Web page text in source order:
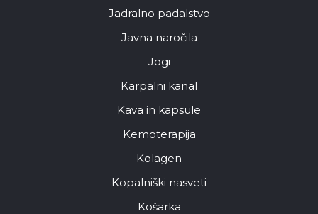
Jadralno padalstvo
Javna naročila
Jogi
Karpalni kanal
Kava in kapsule
Kemoterapija
Kolagen
Kopalniški nasveti
Košarka